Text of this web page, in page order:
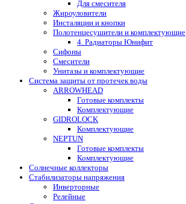
Для смесителя
Жироуловители
Инсталяции и кнопки
Полотенцесушители и комплектующие
4. Радиаторы Юнифит
Сифоны
Смесители
Унитазы и комплектующие
Система защиты от протечек воды
ARROWHEAD
Готовые комплекты
Комплектующие
GIDROLOCK
Комплектующие
NEPTUN
Готовые комплекты
Комплектующие
Солнечные коллекторы
Стабилизаторы напряжения
Инверторные
Релейные